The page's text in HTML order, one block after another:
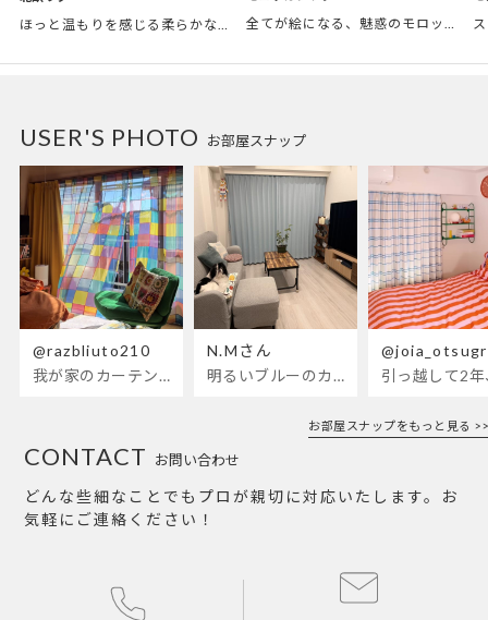
全てが絵になる、魅惑のモロッカンスタイル。トレンド感あふれるおしゃれな空間づくりに。
お部屋スナップ
USER'S PHOTO
@razbliuto210
我が家のカーテンが新しくなりました🌼早起きが超絶苦手な私が、思わず朝カーテンを開けて光合成するようになったステンドグラスカーテン…！
N.Mさん
明るいブルーのカーテンで、部屋全体が明るく。白を基調とした部屋にぴったりです。
お部屋スナップをもっと見る >>
お問い合わせ
CONTACT
どんな些細なことでもプロが親切に対応いたします。お
気軽にご連絡ください！